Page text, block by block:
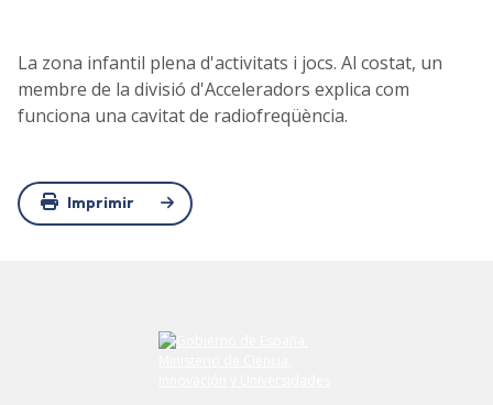
La zona infantil plena d'activitats i jocs. Al costat, un
membre de la divisió d'Acceleradors explica com
funciona una cavitat de radiofreqüència.
Imprimir